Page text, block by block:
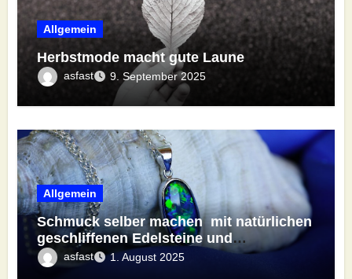
Allgemein
Herbstmode macht gute Laune
asfast 9. September 2025
Allgemein
Schmuck selber machen mit natürlichen
geschliffenen Edelsteine und
vorgefertigten edelsteinfassungen
asfast 1. August 2025